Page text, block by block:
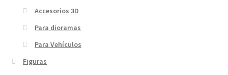
Accesorios 3D
Para dioramas
Para Vehículos
Figuras